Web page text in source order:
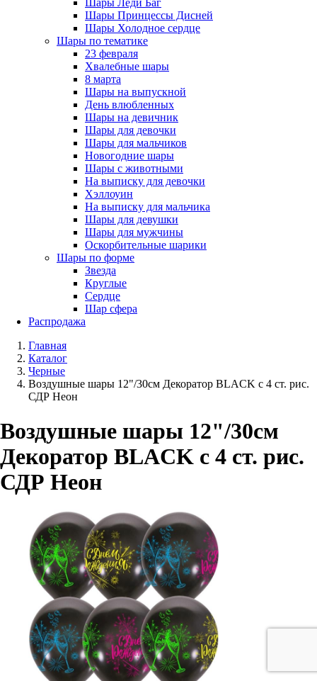
Шары Принцессы Дисней
Шары Холодное сердце
Шары по тематике
23 февраля
Хвалебные шары
8 марта
Шары на выпускной
День влюбленных
Шары на девичник
Шары для девочки
Шары для мальчиков
Новогодние шары
Шары с животными
На выписку для девочки
Хэллоуин
На выписку для мальчика
Шары для девушки
Шары для мужчины
Оскорбительные шарики
Шары по форме
Звезда
Круглые
Сердце
Шар сфера
Распродажа
Главная
Каталог
Черные
Воздушные шары 12"/30см Декоратор BLACK с 4 ст. рис.
СДР Неон
Воздушные шары 12"/30см
Декоратор BLACK с 4 ст. рис.
СДР Неон